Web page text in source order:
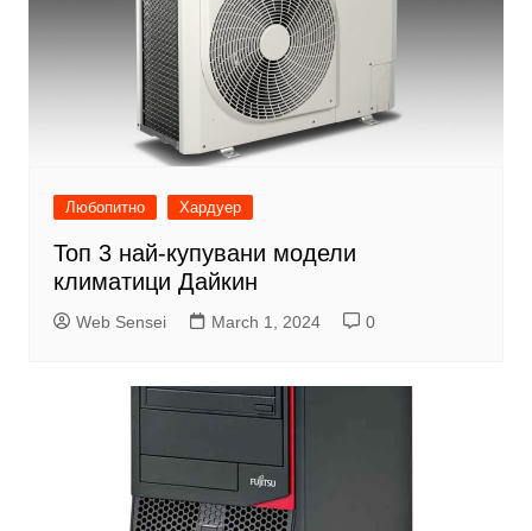
Любопитно Хардуер
Топ 3 най-купувани модели
климатици Дайкин
Web Sensei March 1, 2024 0